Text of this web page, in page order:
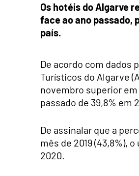
Os hotéis do Algarve
face ao ano passado,
país.
De acordo com dados
Turísticos do Algarve
novembro superior
passado de 39,8% em
De assinalar que a
mês de 2019 (43,8%),
2020.